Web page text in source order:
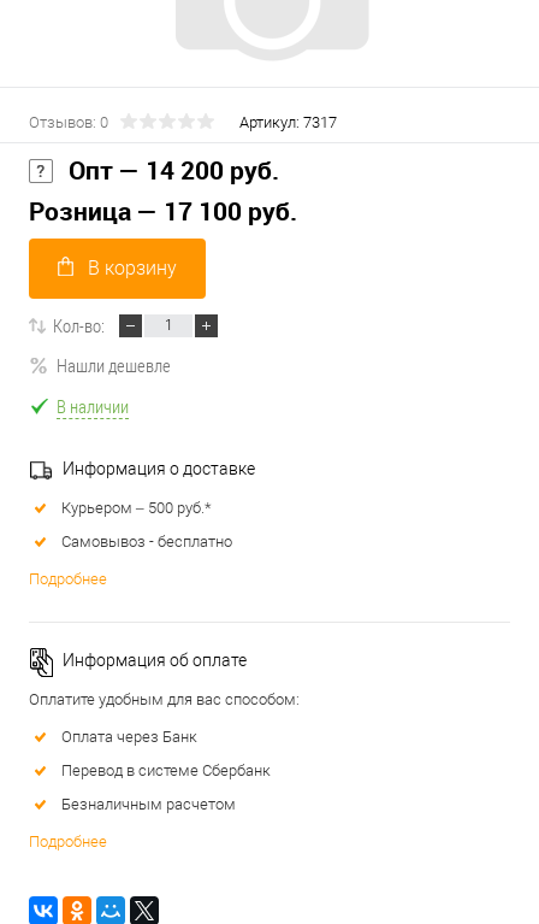
Отзывов: 0 Артикул: 7317
Опт — 14 200 руб.
Розница — 17 100 руб.
В корзину
Кол-во:
Нашли дешевле
В наличии
Информация о доставке
Курьером – 500 руб.*
Самовывоз - бесплатно
Подробнее
Информация об оплате
Оплатите удобным для вас способом:
Оплата через Банк
Перевод в системе Сбербанк
Безналичным расчетом
Подробнее